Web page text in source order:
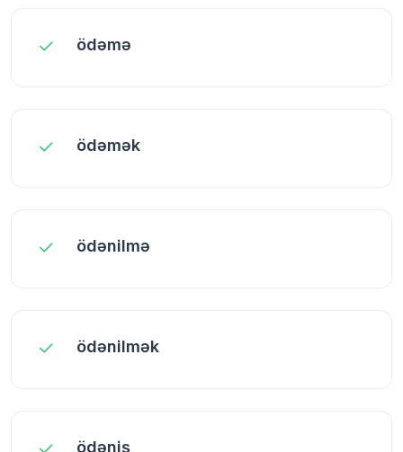
ödəmə
ödəmək
ödənilmə
ödənilmək
ödəniş